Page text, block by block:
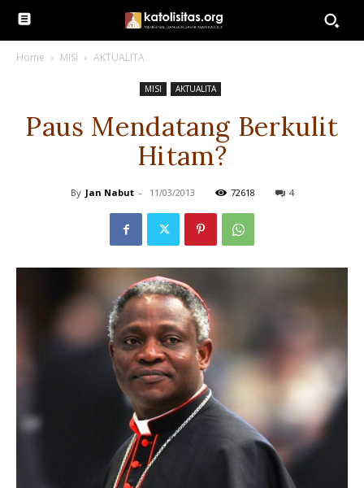
Home MISI AKTUALITA
MISI AKTUALITA
Paus Mendatang Berkulit
Hitam?
By Jan Nabut - 11/03/2013 72618 4